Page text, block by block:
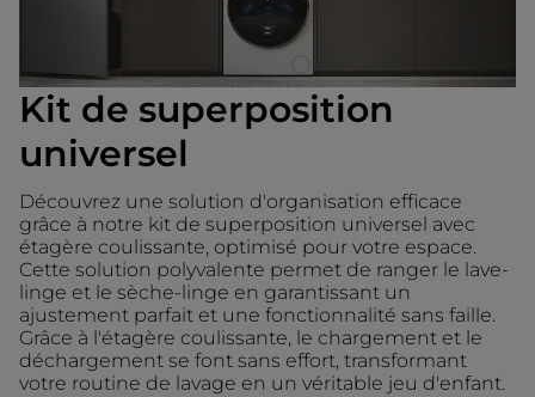
Kit de superposition
universel
Découvrez une solution d'organisation efficace
grâce à notre kit de superposition universel avec
étagère coulissante, optimisé pour votre espace.
Cette solution polyvalente permet de ranger le lave-
linge et le sèche-linge en garantissant un
ajustement parfait et une fonctionnalité sans faille.
Grâce à l'étagère coulissante, le chargement et le
déchargement se font sans effort, transformant
votre routine de lavage en un véritable jeu d'enfant.